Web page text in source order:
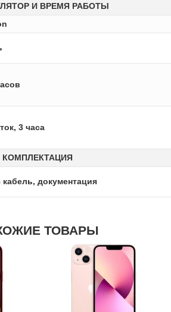
И ВРЕМЯ РАБОТЫ
3 часа
КОМПЛЕКТАЦИЯ
кабель, документация
ТОВАРЫ